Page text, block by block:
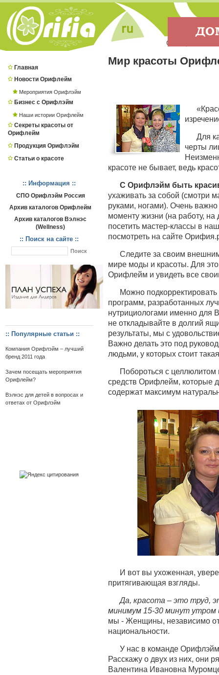
Главная
Новости Орифлейм
Мероприятия Орифлэйм
Бизнес с Орифлэйм
Наши истории Орифлейм
Секреты красоты от
Орифлейм
Продукция Орифлэйм
Статьи о красоте
:: Информация ::
СПО Орифлэйм Россия
Архив каталогов Орифлейм
Архив каталогов Вэлнэс
(Wellness)
:: Поиск на сайте ::
:: Популярные статьи ::
Компания Орифлэйм – лучший
бренд 2011 года
Зачем посещать мероприятия
Орифлейм?
Вэлнэс для детей в вопросах и
ответах от Орифлэйм
Мир красоты
Для
черты
красоте не бывает, ведь
С Орифлэйм быть
ухаживать за собой (смотри
руками, ногами). Очень
моменту жизни (на работу, на
посетить мастер-классы в
посмотреть на сайте
Следите за своим
мире моды и красоты. Для
Орифлейм и увидеть все
Можно
программ, разработанных
нутрициологами именно для
не откладывайте в долгий
результаты, мы с
Важно делать это под
людьми, у которых стоит
Побороться с
средств Орифлейм, которые
содержат максимум
И вот вы ухоженная,
притягивающая взгляды.
Да, красота – это труд,
минимум 15-30 минут
мы - Женщины, независимо от
национальности.
У нас в команде Орифлэйм
Расскажу о двух из них, они
Валентина Ивановна